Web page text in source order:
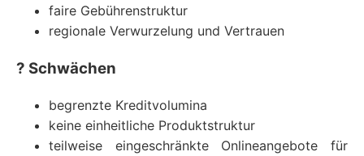
faire Gebührenstruktur
regionale Verwurzelung und Vertrauen
? Schwächen
begrenzte Kreditvolumina
keine einheitliche Produktstruktur
teilweise eingeschränkte Onlineangebote für